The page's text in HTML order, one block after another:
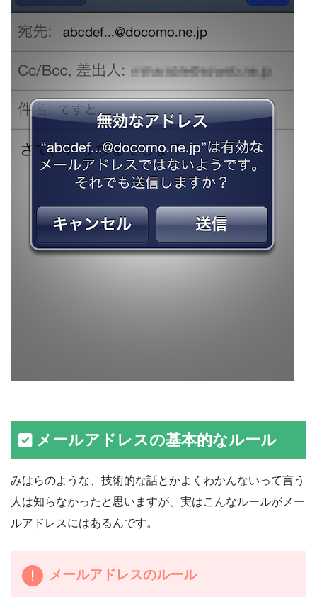
メールアドレスの基本的なルール
みはらのような、技術的な話とかよくわかんないって言う
人は知らなかったと思いますが、実はこんなルールがメー
ルアドレスにはあるんです。
メールアドレスのルール